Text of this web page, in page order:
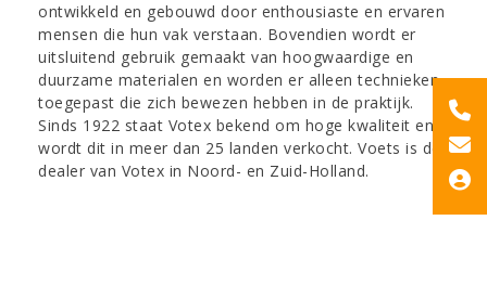
ontwikkeld en gebouwd door enthousiaste en ervaren
mensen die hun vak verstaan. Bovendien wordt er
uitsluitend gebruik gemaakt van hoogwaardige en
duurzame materialen en worden er alleen technieken
toegepast die zich bewezen hebben in de praktijk.
Sinds 1922 staat Votex bekend om hoge kwaliteit en
wordt dit in meer dan 25 landen verkocht. Voets is de
dealer van Votex in Noord- en Zuid-Holland.